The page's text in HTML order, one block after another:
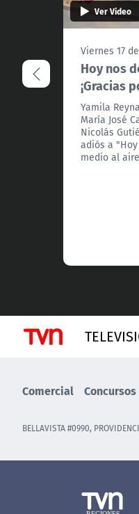
Ver Video
Viernes 17
Hoy nos
¡Gracias
Yamila
María José
Nicolás
adiós a
medio al
Comercial Concursos
BELLAVISTA #0990,